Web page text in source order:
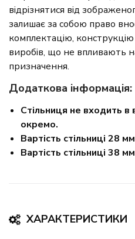
відрізнятися від
залишає за собою право
комплектацію, конструкцію
виробів, що не впливають
призначення.
Додаткова інформація:
Стільниця не входить в
окремо.
Вартість стільниці 28
Вартість стільниці 38
ХАРАКТЕРИСТИКИ